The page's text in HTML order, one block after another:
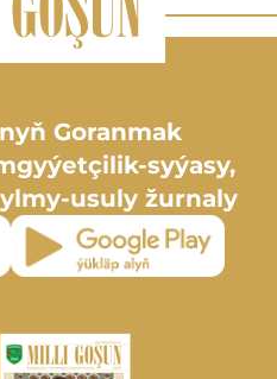
Goranmak
syýasy,
usuly žurnaly